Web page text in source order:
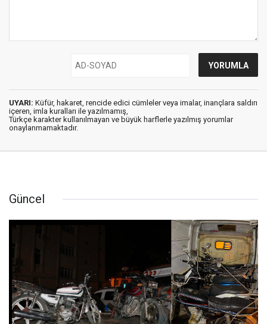
UYARI: Küfür, hakaret, rencide edici cümleler veya imalar, inançlara saldırı
içeren, imla kuralları ile yazılmamış,
Türkçe karakter kullanılmayan ve büyük harflerle yazılmış yorumlar
onaylanmamaktadır.
Güncel